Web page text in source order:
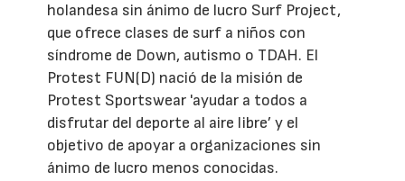
holandesa sin ánimo de lucro Surf Project,
que ofrece clases de surf a niños con
síndrome de Down, autismo o TDAH. El
Protest FUN(D) nació de la misión de
Protest Sportswear 'ayudar a todos a
disfrutar del deporte al aire libre’ y el
objetivo de apoyar a organizaciones sin
ánimo de lucro menos conocidas.